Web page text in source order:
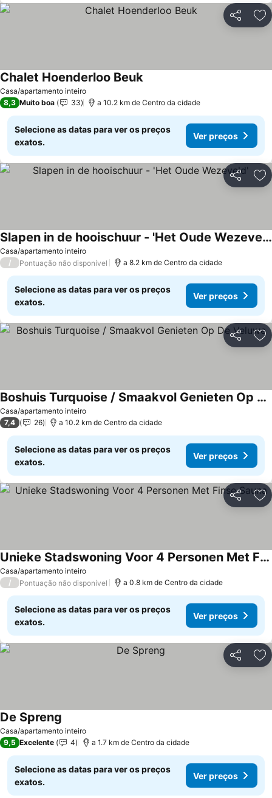
Partilhar
Casa/apartamento inteiro
Chalet Hoenderloo Beuk
8,3 Muito boa 33 a 10.2 km de Centro da cidade
Selecione as datas para ver os preços
exatos.
Ver preços
Partilhar
Casa/apartamento inteiro
Slapen in de hooischuur - 'Het Oude Wezeveld'
/ Pontuação não disponível a 8.2 km de Centro da cidade
Selecione as datas para ver os preços
exatos.
Ver preços
Partilhar
Casa/apartamento inteiro
Boshuis Turquoise / Smaakvol Genieten Op De Veluwe
7,4 26 a 10.2 km de Centro da cidade
Selecione as datas para ver os preços
exatos.
Ver preços
Partilhar
Casa/apartamento inteiro
Unieke Stadswoning Voor 4 Personen Met Finse Sauna
/ Pontuação não disponível a 0.8 km de Centro da cidade
Selecione as datas para ver os preços
exatos.
Ver preços
Partilhar
Casa/apartamento inteiro
De Spreng
9,5 Excelente 4 a 1.7 km de Centro da cidade
Selecione as datas para ver os preços
exatos.
Ver preços